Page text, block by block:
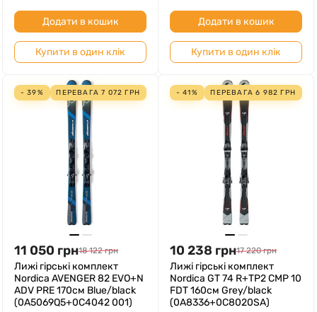
Додати в кошик
Купити в один клік
Додати в кошик
Купити в один клік
- 39% ПЕРЕВАГА7 072 ГРН
11 050 грн18 122 грн
Лижі гірські комплект
Nordica AVENGER 82 EVO+N
ADV PRE 170см Blue/black
(0A5069Q5+0C4042 001)
- 41% ПЕРЕВАГА6 982 ГРН
10 238 грн17 220 грн
Лижі гірські комплект
Nordica GT 74 R+TP2 CMP 10
FDT 160см Grey/black
(0A8336+0C8020SA)